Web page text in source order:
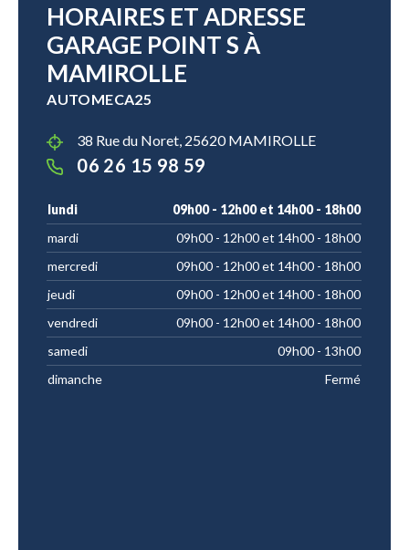
HORAIRES ET ADRESSE
GARAGE POINT S À
MAMIROLLE
AUTOMECA25
38 Rue du Noret, 25620 MAMIROLLE
06 26 15 98 59
lundi
09h00 - 12h00 et 14h00 - 18h00
mardi
09h00 - 12h00 et 14h00 - 18h00
mercredi
09h00 - 12h00 et 14h00 - 18h00
jeudi
09h00 - 12h00 et 14h00 - 18h00
vendredi
09h00 - 12h00 et 14h00 - 18h00
samedi
09h00 - 13h00
dimanche
Fermé